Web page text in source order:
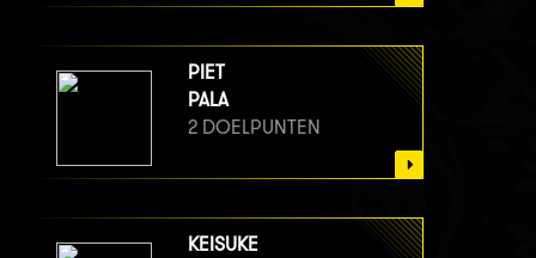
PIET
PALA
2 DOELPUNTEN
KEISUKE